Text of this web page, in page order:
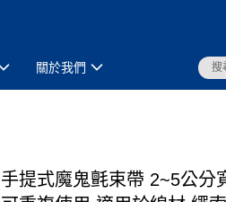
關於我們
手提式魔鬼氈束帶 2~5公分